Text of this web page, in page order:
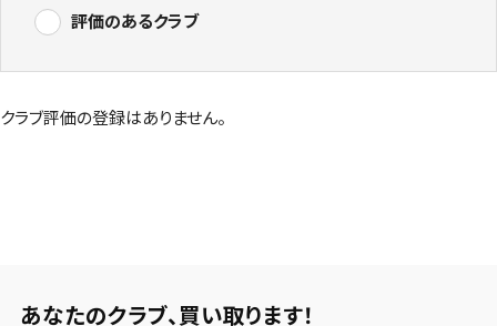
評価のあるクラブ
クラブ評価の登録はありません。
あなたのクラブ、 買い取ります！